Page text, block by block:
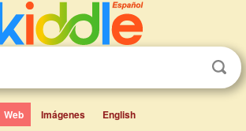
Web Imágenes English